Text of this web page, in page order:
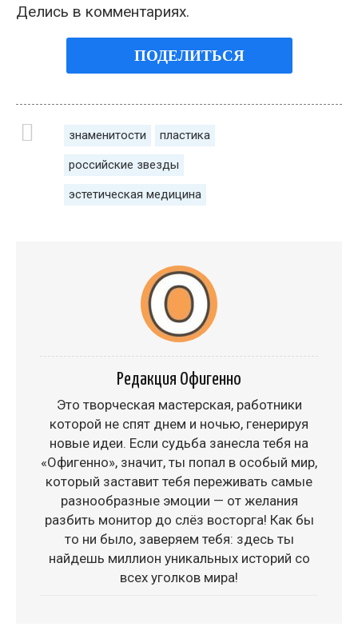
Делись в комментариях.
ПОДЕЛИТЬСЯ
знаменитости пластика
российские звезды
эстетическая медицина
Редакция Офигенно
Это творческая мастерская, работники
которой не спят днем и ночью, генерируя
новые идеи. Если судьба занесла тебя на
«Офигенно», значит, ты попал в особый мир,
который заставит тебя переживать самые
разнообразные эмоции — от желания
разбить монитор до слёз восторга! Как бы
то ни было, заверяем тебя: здесь ты
найдешь миллион уникальных историй со
всех уголков мира!